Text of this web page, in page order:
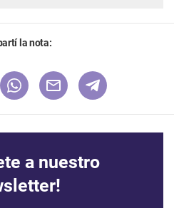
la nota:
a nuestro